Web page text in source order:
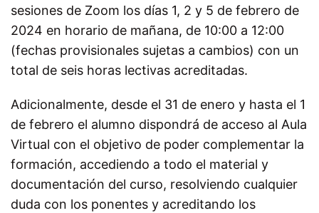
sesiones de Zoom los días 1, 2 y 5 de febrero de
2024 en horario de mañana, de 10:00 a 12:00
(fechas provisionales sujetas a cambios) con un
total de seis horas lectivas acreditadas.
Adicionalmente, desde el 31 de enero y hasta el 1
de febrero el alumno dispondrá de acceso al Aula
Virtual con el objetivo de poder complementar la
formación, accediendo a todo el material y
documentación del curso, resolviendo cualquier
duda con los ponentes y acreditando los